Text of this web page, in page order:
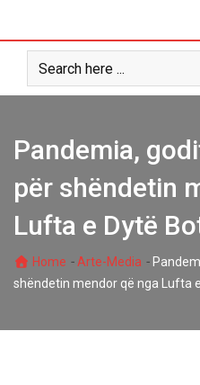
content
Pandemia,
për shëndetin
Lufta e Dytë
Home - Arte-Media -
shëndetin mendor që nga Lufta